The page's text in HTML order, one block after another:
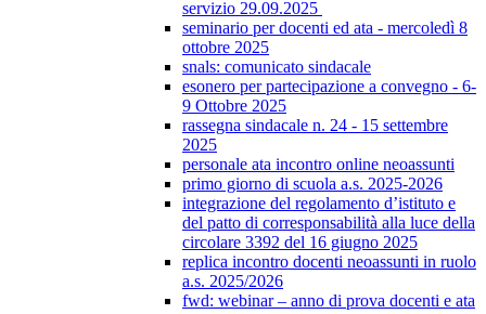
servizio 29.09.2025
seminario per docenti ed ata - mercoledì 8
ottobre 2025
snals: comunicato sindacale
esonero per partecipazione a convegno - 6-
9 Ottobre 2025
rassegna sindacale n. 24 - 15 settembre
2025
personale ata incontro online neoassunti
primo giorno di scuola a.s. 2025-2026
integrazione del regolamento d’istituto e
del patto di corresponsabilità alla luce della
circolare 3392 del 16 giugno 2025
replica incontro docenti neoassunti in ruolo
a.s. 2025/2026
fwd: webinar – anno di prova docenti e ata